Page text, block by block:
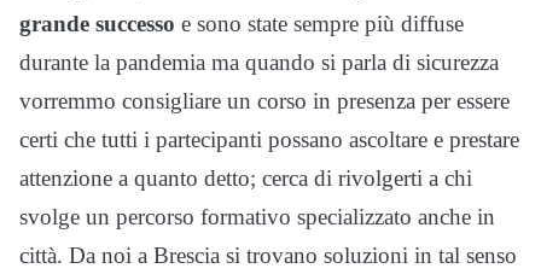
grande successo e sono state sempre più diffuse
durante la pandemia ma quando si parla di sicurezza
vorremmo consigliare un corso in presenza per essere
certi che tutti i partecipanti possano ascoltare e prestare
attenzione a quanto detto; cerca di rivolgerti a chi
svolge un percorso formativo specializzato anche in
città. Da noi a Brescia si trovano soluzioni in tal senso